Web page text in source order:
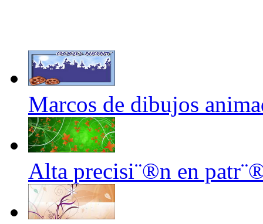
Marcos de dibujos
Alta precisi¨®n en